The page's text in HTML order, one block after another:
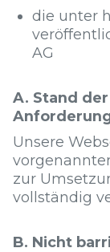
die unter
AG
A. Stand
Unsere
zur
vollständig
B. Nicht